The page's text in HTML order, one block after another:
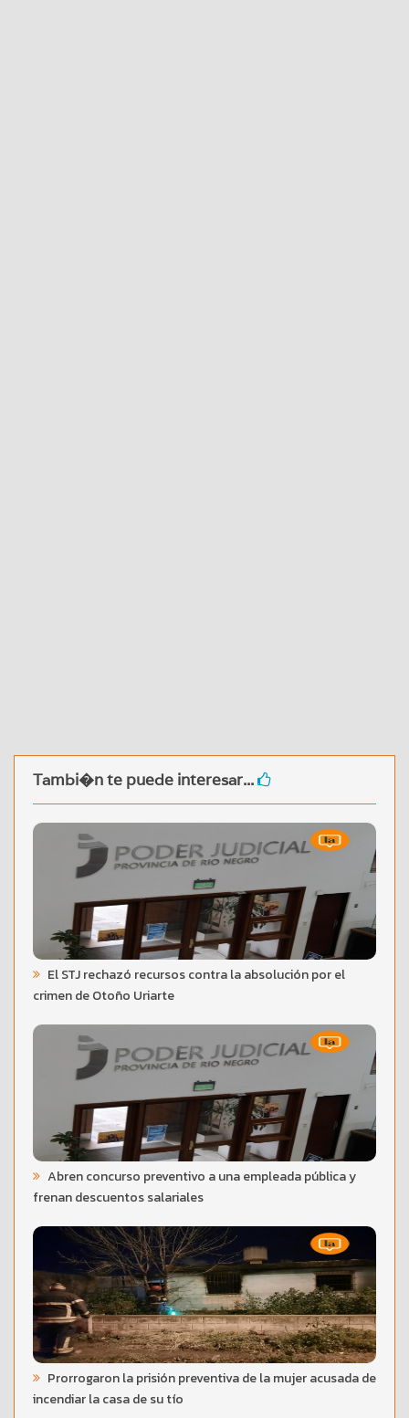
Tambi�n te puede interesar...
El STJ rechazó recursos contra la absolución por el
crimen de Otoño Uriarte
Abren concurso preventivo a una empleada pública y
frenan descuentos salariales
Prorrogaron la prisión preventiva de la mujer acusada de
incendiar la casa de su tío